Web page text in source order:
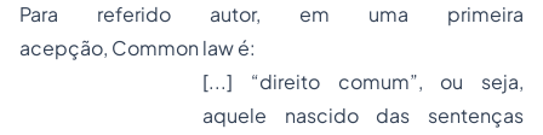
Para referido autor, em uma primeira
acepção, Common lawé:
[...] “direito comum”, ou seja,
aquele nascido das sentenças